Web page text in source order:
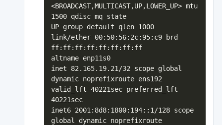
<BROADCAST,MULTICAST,UP,LOWER_UP> mtu
1500 qdisc mq state
UP group default qlen 1000
link/ether 00:50:56:2c:95:c9 brd
ff:ff:ff:ff:ff:ff:ff:ff
altname enp11s0
inet 82.165.19.21/32 scope global
dynamic noprefixroute ens192
valid_lft 40221sec preferred_lft
40221sec
inet6 2001:8d8:1800:194::1/128 scope
global dynamic noprefixroute